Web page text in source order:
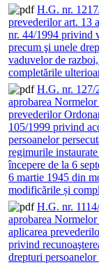
H.G. nr.
prevederilor art. 13
nr. 44/1994 privind
precum şi unele
vaduvelor de
completările
H.G. nr. 127/
aprobarea
prevederilor
105/1999 privind
persoanelor
regimurile
începere de la 6
6 martie 1945 din
modificările și
H.G. nr.
aprobarea
aplicarea
privind
drepturi persoanelor